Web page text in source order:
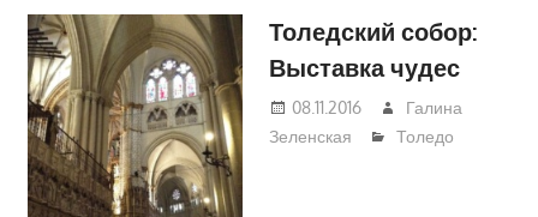
Толедский собор:
Выставка чудес
08.11.2016
Галина
Зеленская
Толедо